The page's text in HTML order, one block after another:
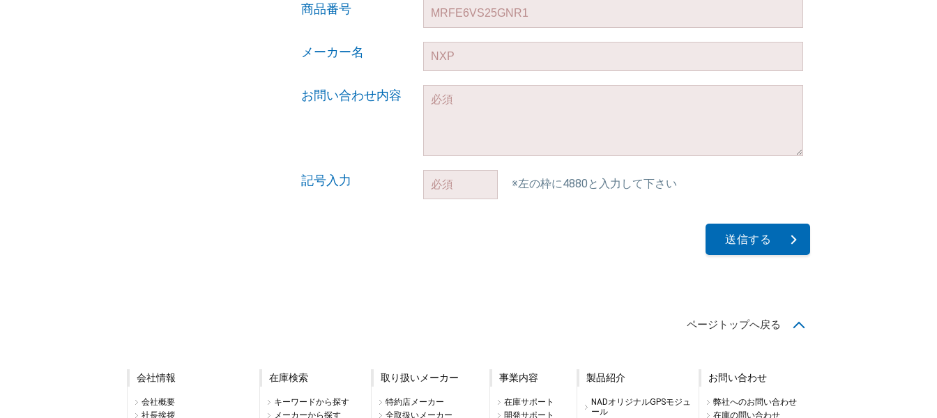
商品番号
メーカー名
お問い合わせ内容
記号入力 ※左の枠に4880と入力して下さい
送信する
ページトップへ戻る
会社情報
会社概要
社長挨拶
在庫検索
キーワードから探す
メーカーから探す
取り扱いメーカー
特約店メーカー
全取扱いメーカー
事業内容
在庫サポート
開発サポート
製品紹介
NADオリジナルGPSモジュ
ール
お問い合わせ
弊社へのお問い合わせ
在庫の問い合わせ